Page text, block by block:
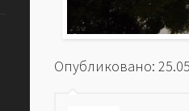
Опубликовано: